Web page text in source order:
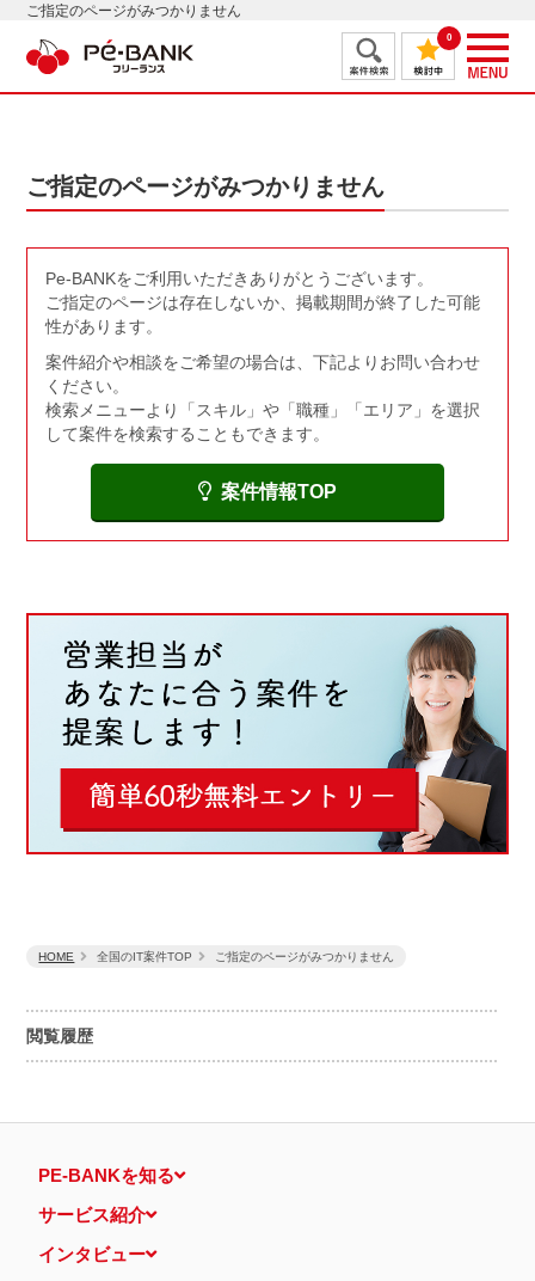
ご指定のページがみつかりません
0
閲覧履歴
HOME 全国のIT案件TOP ご指定のページがみつかりません
ご指定のページがみつかりません
Pe-BANKをご利用いただきありがとうございます。
ご指定のページは存在しないか、掲載期間が終了した可能
性があります。
案件紹介や相談をご希望の場合は、下記よりお問い合わせ
ください。
検索メニューより「スキル」や「職種」「エリア」を選択
して案件を検索することもできます。
案件情報TOP
PE-BANKを知る
サービス紹介
インタビュー